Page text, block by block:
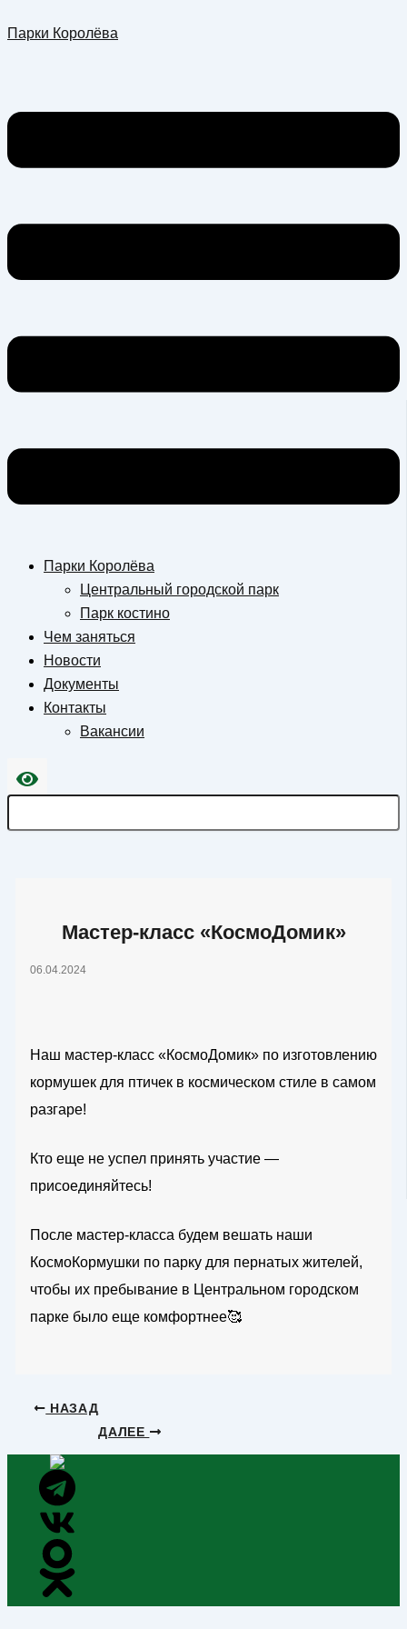
к
Парки Королёва
Парки Королёва
Центральный городской парк
Парк костино
Чем заняться
Новости
Документы
Контакты
Вакансии
Мастер-класс «КосмоДомик»
06.04.2024
Наш мастер-класс «КосмоДомик» по изготовлению
кормушек для птичек в космическом стиле в самом
разгаре!
Кто еще не успел принять участие —
присоединяйтесь!
После мастер-класса будем вешать наши
КосмоКормушки по парку для пернатых жителей,
чтобы их пребывание в Центральном городском
парке было еще комфортнее🥰
НАЗАД
ДАЛЕЕ